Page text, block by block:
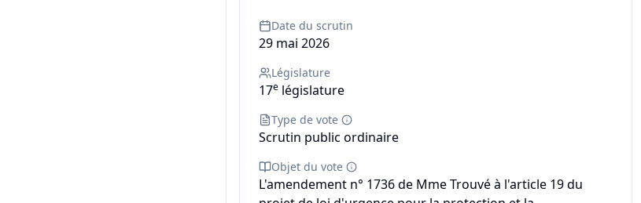
Date du scrutin
29 mai 2026
Législature
17e législature
Type de vote
Scrutin public ordinaire
Objet du vote
L'amendement n° 1736 de Mme Trouvé à l'article 19 du